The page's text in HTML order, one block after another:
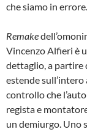
che siamo in errore.
Remake
Vincenzo Alfieri è
dettaglio, a partire
estende
controllo che
regista e
un demiurgo. Uno